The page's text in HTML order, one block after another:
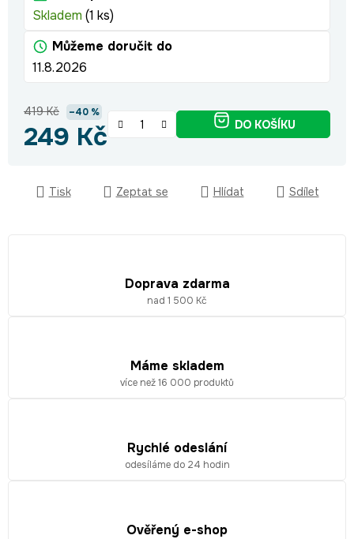
Skladem (1 ks)
Můžeme doručit do
11.8.2026
419 Kč –40 %
249 Kč DO KOŠÍKU
Tisk Zeptat se Hlídat Sdílet
Doprava zdarma
nad 1 500 Kč
Máme skladem
více než 16 000 produktů
Rychlé odeslání
odesíláme do 24 hodin
Ověřený e-shop